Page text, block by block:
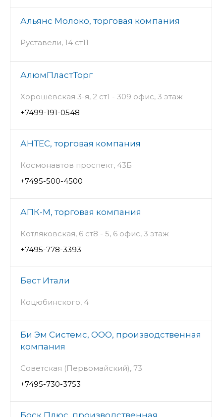
Альянс Молоко, торговая компания
Руставели, 14 ст11
АлюмПластТорг
Хорошёвская 3-я, 2 ст1 - 309 офис, 3 этаж
+7499-191-0548
АНТЕС, торговая компания
Космонавтов проспект, 43Б
+7495-500-4500
АПК-М, торговая компания
Котляковская, 6 ст8 - 5, 6 офис, 3 этаж
+7495-778-3393
Бест Итали
Коцюбинского, 4
Би Эм Системс, ООО, производственная
компания
Советская (Первомайский), 73
+7495-730-3753